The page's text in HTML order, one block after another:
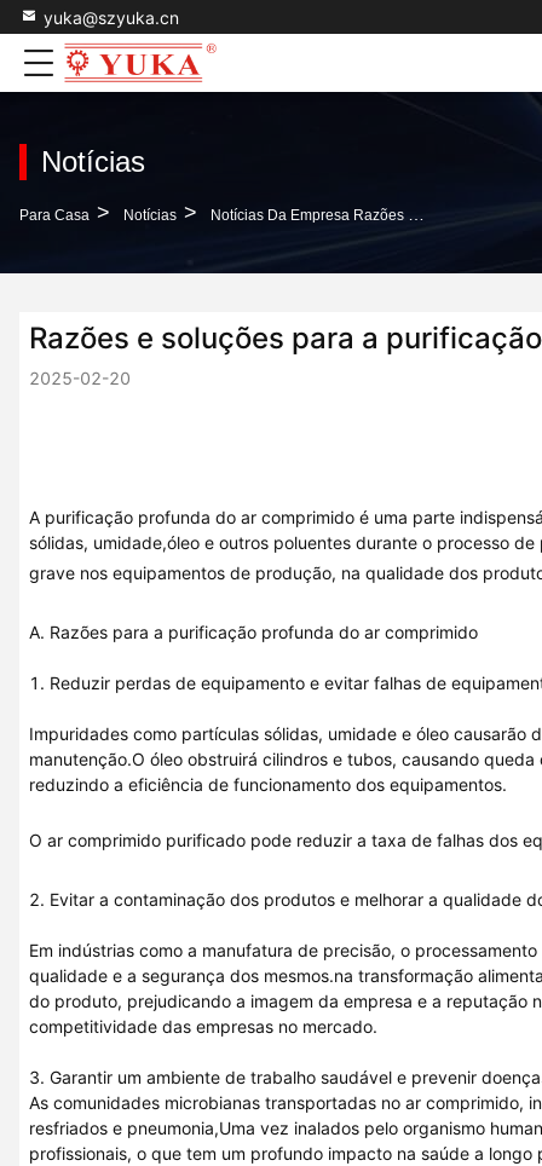
yuka@szyuka.cn
Notícias
Para Casa > Notícias > Notícias Da Empresa Razões E Soluções Para A Purificação Do Ar Comprimido
Razões e soluções para a
2025-02-20
A purificação profunda do ar comprimido é uma parte
sólidas, umidade,óleo e outros poluentes durante o processo
grave nos equipamentos de produção, na qualidade dos
A. Razões para a purificação profunda do ar comprimido
1. Reduzir perdas de equipamento e evitar falhas de
Impuridades como partículas sólidas, umidade e óleo
manutenção.O óleo obstruirá cilindros e tubos, causando
reduzindo a eficiência de funcionamento dos equipamentos.
O ar comprimido purificado pode reduzir a taxa de falhas dos
2. Evitar a contaminação dos produtos e melhorar a qualidade
Em indústrias como a manufatura de precisão, o
qualidade e a segurança dos mesmos.na transformação
do produto, prejudicando a imagem da empresa e a reputação
competitividade das empresas no mercado.
3. Garantir um ambiente de trabalho saudável e prevenir
As comunidades microbianas transportadas no ar comprimido,
resfriados e pneumonia,Uma vez inalados pelo organismo
profissionais, o que tem um profundo impacto na saúde a